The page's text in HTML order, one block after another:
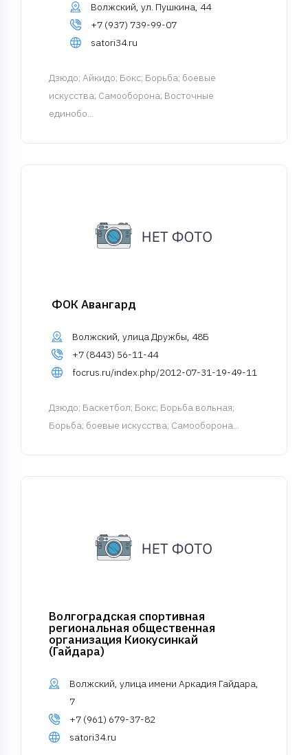
Волжский, ул. Пушкина, 44
+7 (937) 739-99-07
satori34.ru
Дзюдо; Айкидо; Бокс; Борьба; боевые
искусства; Самооборона; Восточные
единобо...
ФОК Авангард
Волжский, улица Дружбы, 48Б
+7 (8443) 56-11-44
focrus.ru/index.php/2012-07-31-19-49-11
Дзюдо; Баскетбол; Бокс; Борьба вольная;
Борьба; боевые искусства; Самооборона...
Волгоградская спортивная
региональная общественная
организация Киокусинкай
(Гайдара)
Волжский, улица имени Аркадия Гайдара,
7
+7 (961) 679-37-82
satori34.ru